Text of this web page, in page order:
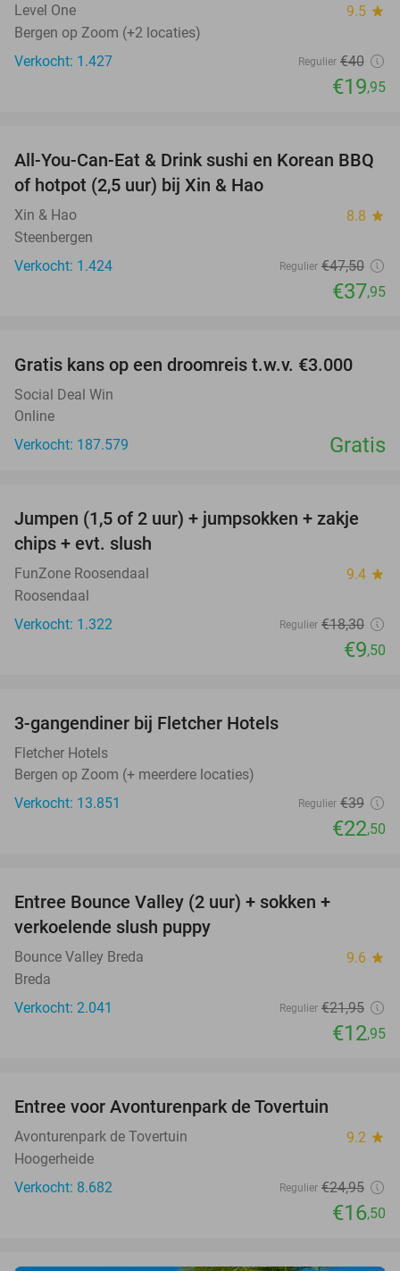
Level One 9.5 star
Bergen op Zoom (+2 locaties)
Verkocht: 1.427
Regulier €40
€19,95
20%
All-You-Can-Eat & Drink sushi en Korean BBQ
of hotpot (2,5 uur) bij Xin & Hao
Xin & Hao 8.8 star
Steenbergen
Verkocht: 1.424
Regulier €47,50
€37,95
Gratis kans op een droomreis t.w.v. €3.000
Social Deal Win
Online
Verkocht: 187.579
Gratis
48%
Jumpen (1,5 of 2 uur) + jumpsokken + zakje
chips + evt. slush
FunZone Roosendaal 9.4 star
Roosendaal
Verkocht: 1.322
Regulier €18,30
€9,50
3-gangendiner bij Fletcher Hotels
Fletcher Hotels
Bergen op Zoom (+ meerdere locaties)
Verkocht: 13.851
Regulier €39
€22,50
Entree Bounce Valley (2 uur) + sokken +
verkoelende slush puppy
Bounce Valley Breda 9.6 star
Breda
Verkocht: 2.041
Regulier €21,95
€12,95
Entree voor Avonturenpark de Tovertuin
Avonturenpark de Tovertuin 9.2 star
Hoogerheide
Verkocht: 8.682
Regulier €24,95
€16,50